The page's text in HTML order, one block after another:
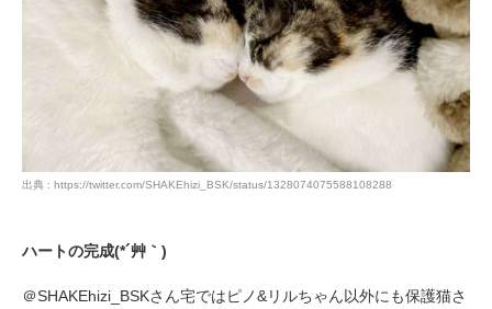
出典 : https://twitter.com/SHAKEhizi_BSK/status/1328074075588108288
ハートの完成(*´艸｀)
＠SHAKEhizi_BSKさん宅ではピノ&リルちゃん以外にも保護猫さ
pecodogs
いぬ部をフォロー
pecocats
ねこ部をフォロー
アプリをダウンロードする